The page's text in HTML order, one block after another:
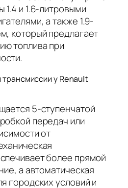
и 1.6-литровыми
а также 1.9-
который предлагает
топлива при
у Renault
5-ступенчатой
передач или
от
более прямой
а автоматическая
городских условий и